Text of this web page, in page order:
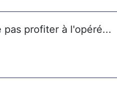
profiter à l'opéré...